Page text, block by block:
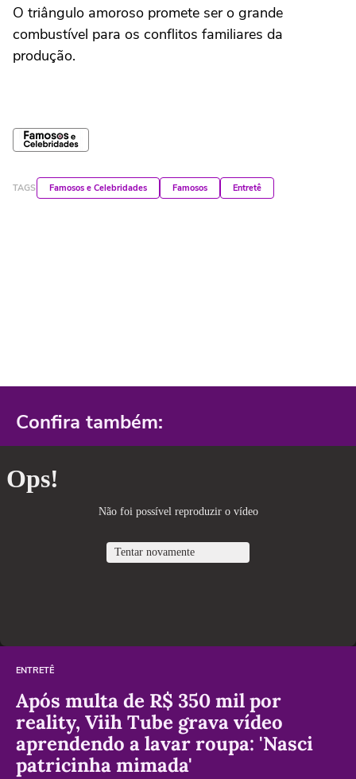
O triângulo amoroso promete ser o grande
combustível para os conflitos familiares da
produção.
TAGS Famosos e Celebridades Famosos Entretê
Confira também:
ENTRETÊ
Após multa de R$ 350 mil por
reality, Viih Tube grava vídeo
aprendendo a lavar roupa: 'Nasci
patricinha mimada'